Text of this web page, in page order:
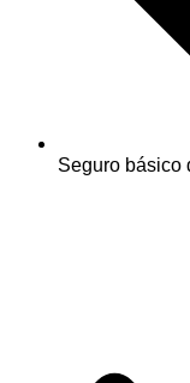
Seguro básico